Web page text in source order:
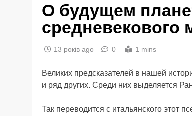
О будущем
средневекового
13 років ago 0 1 mins
Великих предсказателей в нашей
и ряд других. Среди них выделяется
Так переводится с итальянского этот